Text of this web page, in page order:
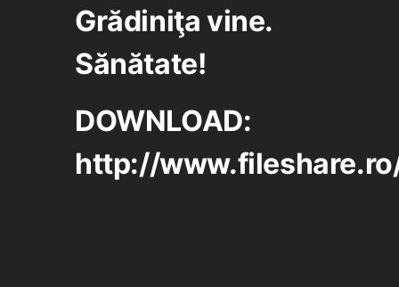
Grădiniţa vine.
Sănătate!
DOWNLOAD:
http://